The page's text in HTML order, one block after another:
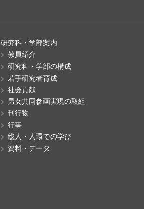
研究科・学部案内
教員紹介
研究科・学部の構成
若手研究者育成
社会貢献
男女共同参画実現の取組
刊行物
行事
総人・人環での学び
資料・データ